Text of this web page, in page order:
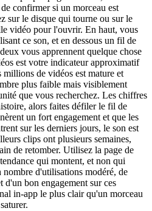
confirmer si un morceau est
sur le disque qui tourne ou sur le
vidéo pour l'ouvrir. En haut, vous
ce son, et en dessous un fil de
vous apprennent quelque chose
est votre indicateur approximatif
de vidéos est mature et
plus faible mais visiblement
que vous recherchez. Les chiffres
alors faites défiler le fil de
un fort engagement et que les
sur les derniers jours, le son est
clips ont plusieurs semaines,
de retomber. Utilisez la page de
qui montent, et non qui
d'utilisations modéré, de
d'un bon engagement sur ces
in-app le plus clair qu'un morceau